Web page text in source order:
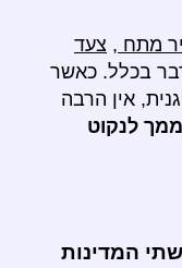
מתח , צעד
בכלל. כאשר
אין הרבה
לנקוט
המדינות